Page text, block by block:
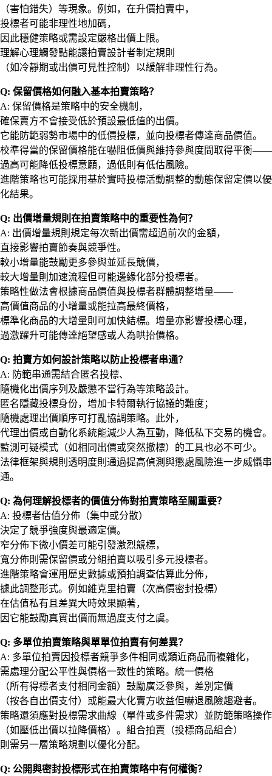
（害怕錯失）等現象。例如，在升價拍賣中，
投標者可能非理性地加碼，
因此穩健策略或需設定嚴格出價上限。
理解心理觸發點能讓拍賣設計者制定規則
（如冷靜期或出價可見性控制）以緩解非理性行為。
Q: 保留價格如何融入基本拍賣策略？
A: 保留價格是策略中的安全機制，
確保賣方不會接受低於預設最低值的出價。
它能防範弱勢市場中的低價投標，並向投標者傳達商品價值。
校準得當的保留價格能在嚇阻低價與維持參與度間取得平衡——
過高可能降低投標意願，過低則有低估風險。
進階策略也可能採用基於實時投標活動調整的動態保留定價以優
化結果。
Q: 出價增量規則在拍賣策略中的重要性為何？
A: 出價增量規則規定每次新出價需超過前次的金額，
直接影響拍賣節奏與競爭性。
較小增量能鼓勵更多參與並延長競價，
較大增量則加速流程但可能邊緣化部分投標者。
策略性做法會根據商品價值與投標者群體調整增量——
高價值商品的小增量或能拉高最終價格，
標準化商品的大增量則可加快結標。增量亦影響投標心理，
過激躍升可能傳達絕望感或人為哄抬價格。
Q: 拍賣方如何設計策略以防止投標者串通？
A: 防範串通需結合匿名投標、
隨機化出價序列及嚴懲不當行為等策略設計。
匿名隱藏投標身份，增加卡特爾執行協議的難度；
隨機處理出價順序可打亂協調策略。此外，
代理出價或自動化系統能減少人為互動，降低私下交易的機會。
監測可疑模式（如相同出價或突然撤標）的工具也必不可少。
法律框架與規則透明度則通過提高偵測與懲處風險進一步威懾串
通。
Q: 為何理解投標者的價值分佈對拍賣策略至關重要？
A: 投標者估值分佈（集中或分散）
決定了競爭強度與最適定價。
窄分佈下微小價差可能引發激烈競標，
寬分佈則需保留價或分組拍賣以吸引多元投標者。
進階策略會運用歷史數據或預拍調查估算此分佈，
據此調整形式。例如維克里拍賣（次高價密封投標）
在估值私有且差異大時效果顯著，
因它能鼓勵真實出價而無過度支付之虞。
Q: 多單位拍賣策略與單單位拍賣有何差異？
A: 多單位拍賣因投標者競爭多件相同或類近商品而複雜化，
需處理分配公平性與價格一致性的策略。統一價格
（所有得標者支付相同金額）鼓勵廣泛參與，差別定價
（按各自出價支付）或能最大化賣方收益但嚇退風險趨避者。
策略還須應對投標需求曲線（單件或多件需求）並防範策略操作
（如壓低出價以拉降價格）。組合拍賣（投標商品組合）
則需另一層策略規劃以優化分配。
Q: 公開與密封投標形式在拍賣策略中有何權衡？